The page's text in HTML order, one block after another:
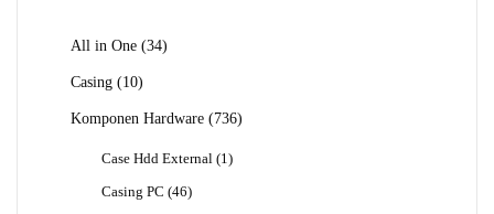
All in One 3434
Casing
1010
Komponen Hardware
736736
Case Hdd External 1 1
Casing PC 4646